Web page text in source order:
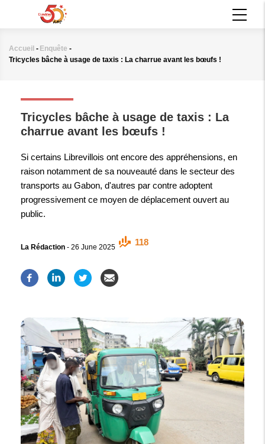
principal
Fil
Accueil - Enquête -
Tricycles bâche à usage de taxis : La charrue avant les bœufs !
Tricycles bâche à usage de taxis : La
charrue avant les bœufs !
Si certains Librevillois ont encore des appréhensions, en
raison notamment de sa nouveauté dans le secteur des
transports au Gabon, d'autres par contre adoptent
progressivement ce moyen de déplacement ouvert au
public.
La Rédaction - 26 June 2025
118